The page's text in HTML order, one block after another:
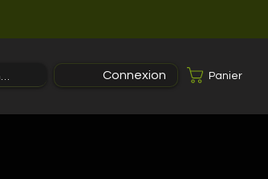
Connexion Panier